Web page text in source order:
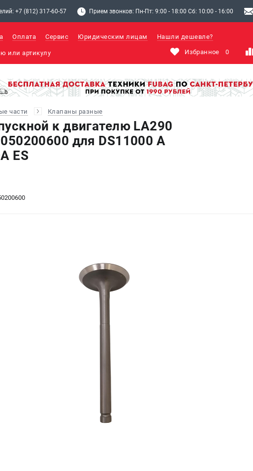
+7 (812) 317-60-57 Прием звонков: Пн-Пт: 9:00 - 18:00 Сб: 10:00 - 16:00
Оплата Сервис Юридическим лицам Нашли дешевле?
Избранное 0
части Клапаны разные
к двигателю LA290
для DS11000 A
ES